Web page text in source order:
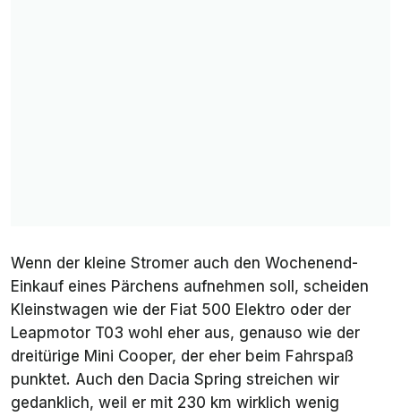
Wenn der kleine Stromer auch den Wochenend-
Einkauf eines Pärchens aufnehmen soll, scheiden
Kleinstwagen wie der Fiat 500 Elektro oder der
Leapmotor T03 wohl eher aus, genauso wie der
dreitürige Mini Cooper, der eher beim Fahrspaß
punktet. Auch den Dacia Spring streichen wir
gedanklich, weil er mit 230 km wirklich wenig